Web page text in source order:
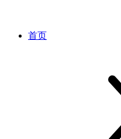
首页